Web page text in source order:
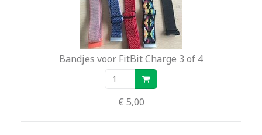
Bandjes voor FitBit Charge 3 of 4
€ 5,00